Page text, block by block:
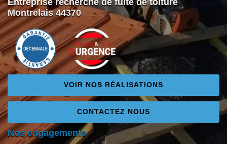
Entreprise recherche de fuite de toiture
Montrelais 44370
VOIR NOS RÉALISATIONS
CONTACTEZ NOUS
Nos engagements